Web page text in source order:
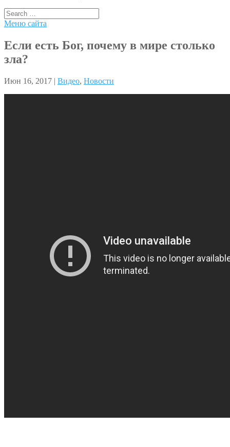
Меню сайта
Если есть Бог, почему в мире столько
зла?
Июн 16, 2017 | Видео, Новости